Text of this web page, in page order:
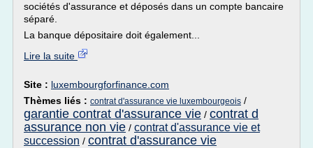
sociétés d'assurance et déposés dans un compte bancaire
séparé.
La banque dépositaire doit également...
Lire la suite
Site : luxembourgforfinance.com
Thèmes liés : contrat d'assurance vie luxembourgeois /
garantie contrat d'assurance vie / contrat d
assurance non vie / contrat d'assurance vie et
succession / contrat d'assurance vie